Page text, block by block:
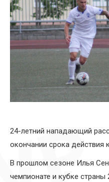
24-летний нападающий
окончании срока действия
В прошлом сезоне Илья
чемпионате и кубке